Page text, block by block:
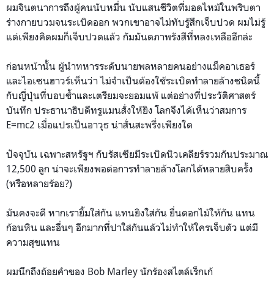
ผมจินตนาการถึงผู้คนนับหมื่น นับแสนชีวิตที่มอดไหม้ในพริบตา
ร่างกายบวมจนระเบิดออก พวกเขาอาจไม่ทับรู้สึกเจ็บปวด ผมไม่รู้
แต่เพียงคิดผมก็เจ็บปวดแล้ว กัมมันตภาพรังสีที่หลงเหลืออีกล่ะ
ก่อนหน้านั้น ผู้นำทหารระดับนายพลหลายคนอย่างแม็คอาเธอร์
และไอเซนฮาวร์เห็นว่า ไม่จำเป็นต้องใช้ระเบิดทำลายล้างชนิดนี้
กับญี่ปุ่นที่บอบช้ำและเตรียมจะยอมแพ้ แต่อย่างที่ประวัติศาสตร์
บันทึก ประธานาธิบดีทรูแมนสั่งให้ยิง โลกจึงได้เห็นว่าสมการ
E=mc2 เมื่อแปรเป็นอาวุธ น่าสั่นสะพรึ่งเพียงใด
ปัจจุบัน เฉพาะสหรัฐฯ กับรัสเซียมีระเบิดนิวเคลียร์รวมกันประมาณ
12,500 ลูก น่าจะเพียงพอต่อการทำลายล้างโลกได้หลายสิบครั้ง
(หรือหลายร้อย?)
มันคงจะดี หากเรายิ้มใส่กัน แทนยิงใส่กัน ยื่นดอกไม้ให้กัน แทน
ก้อนหิน และอื่นๆ อีกมากที่ปาใส่กันแล้วไม่ทำให้ใครเจ็บตัว แต่มี
ความสุขแทน
ผมนึกถึงถ้อยคำของ Bob Marley นักร้องสไตล์เร็กเก้